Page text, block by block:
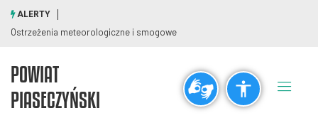
visibility_off title
ALERTY
Ostrzeżenia meteorologiczne i smogowe
POWIAT
PIASECZYŃSKI